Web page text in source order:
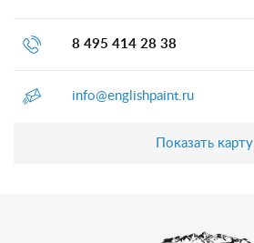
8 495 414 28 38
info@englishpaint.ru
Показать карту